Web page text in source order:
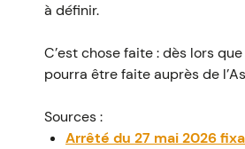
à définir.
C’est chose faite : dès lors
pourra être faite auprès de
Sources :
Arrêté du 27 mai 2026